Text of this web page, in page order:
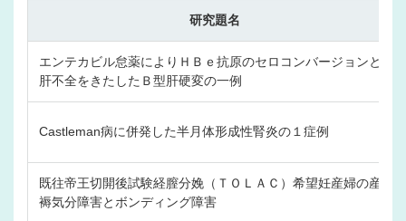
研究題名
エンテカビル怠薬によりＨＢｅ抗原のセロコンバージョンと
肝不全をきたしたＢ型肝硬変の一例
Castleman病に併発した半月体形成性腎炎の１症例
既往帝王切開後試験経膣分娩（ＴＯＬＡＣ）希望妊産婦の産
褥気分障害とボンディング障害